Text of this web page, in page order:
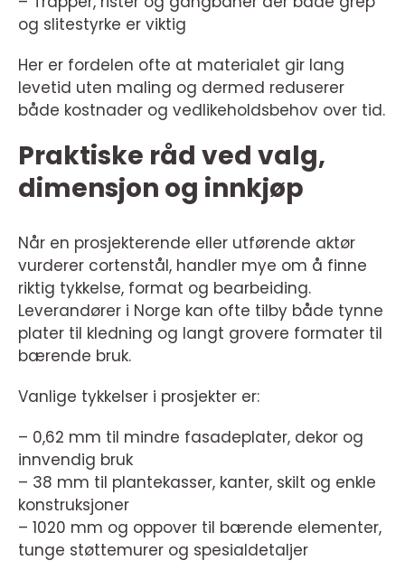
og slitestyrke er viktig
Her er fordelen ofte at materialet gir lang
levetid uten maling og dermed reduserer
både kostnader og vedlikeholdsbehov over tid.
Praktiske råd ved valg,
dimensjon og innkjøp
Når en prosjekterende eller utførende aktør
vurderer cortenstål, handler mye om å finne
riktig tykkelse, format og bearbeiding.
Leverandører i Norge kan ofte tilby både tynne
plater til kledning og langt grovere formater til
bærende bruk.
Vanlige tykkelser i prosjekter er:
– 0,62 mm til mindre fasadeplater, dekor og
innvendig bruk
– 38 mm til plantekasser, kanter, skilt og enkle
konstruksjoner
– 1020 mm og oppover til bærende elementer,
tunge støttemurer og spesialdetaljer